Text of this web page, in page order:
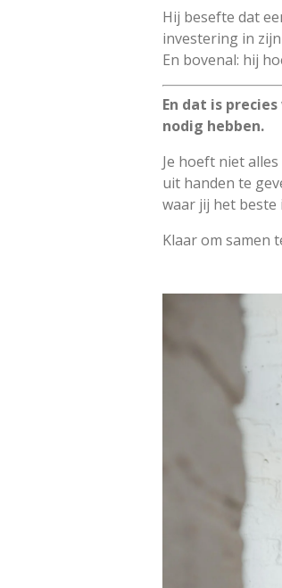
Hij besefte dat
investering in
En bovenal: hij
En dat is
nodig hebben.
Je hoeft niet
uit handen te
waar jij het
Klaar om samen